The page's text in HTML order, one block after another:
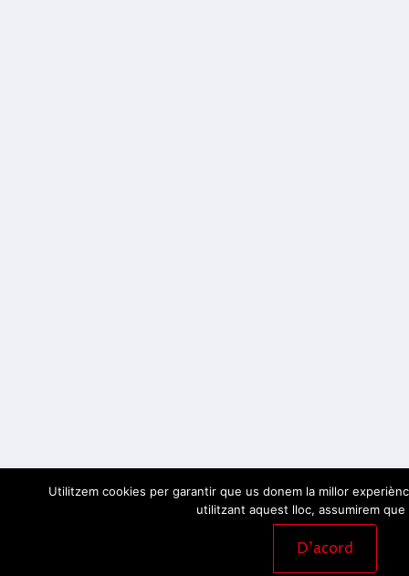
Utilitzem cookies per garantir que us donem la millor
utilitzant aquest lloc, assumirem que
D'acord